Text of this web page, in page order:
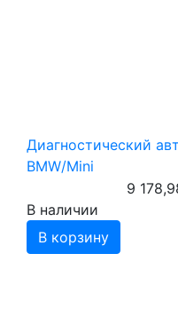
Диагностический
BMW/Mini
9
В наличии
В корзину